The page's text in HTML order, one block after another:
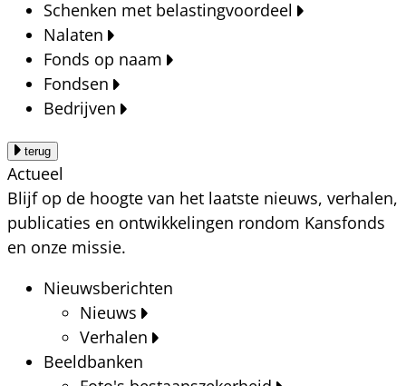
Schenken met belastingvoordeel
Nalaten
Fonds op naam
Fondsen
Bedrijven
terug
Actueel
Blijf op de hoogte van het laatste nieuws, verhalen,
publicaties en ontwikkelingen rondom Kansfonds
en onze missie.
Nieuwsberichten
Nieuws
Verhalen
Beeldbanken